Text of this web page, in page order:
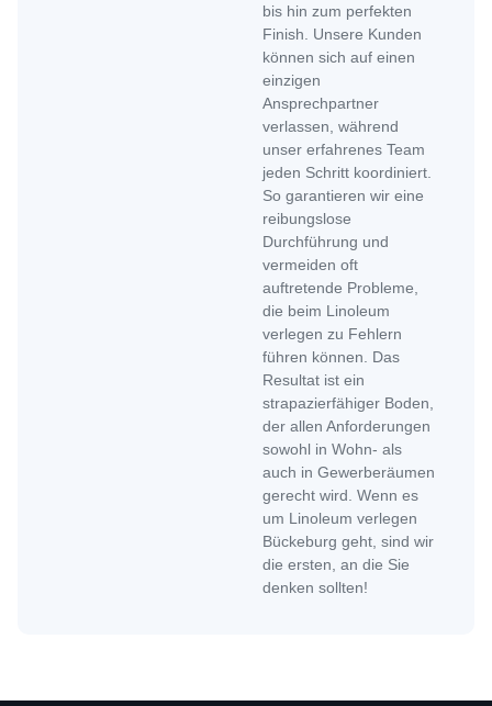
bis hin zum perfekten
Finish. Unsere Kunden
können sich auf einen
einzigen
Ansprechpartner
verlassen, während
unser erfahrenes Team
jeden Schritt koordiniert.
So garantieren wir eine
reibungslose
Durchführung und
vermeiden oft
auftretende Probleme,
die beim Linoleum
verlegen zu Fehlern
führen können. Das
Resultat ist ein
strapazierfähiger Boden,
der allen Anforderungen
sowohl in Wohn- als
auch in Gewerberäumen
gerecht wird. Wenn es
um Linoleum verlegen
Bückeburg geht, sind wir
die ersten, an die Sie
denken sollten!